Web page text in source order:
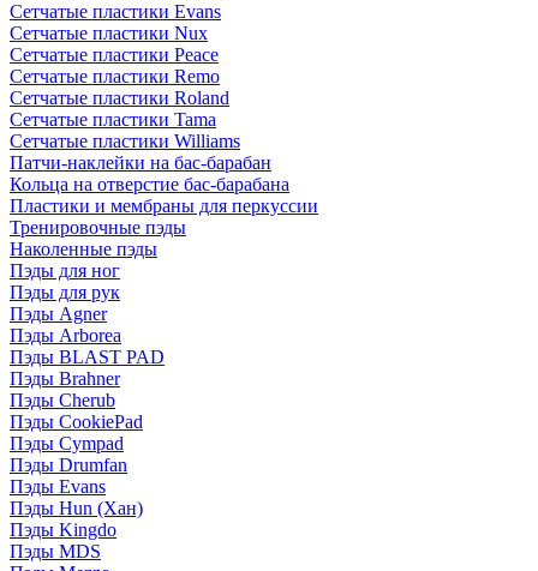
Сетчатые пластики Evans
Сетчатые пластики Nux
Сетчатые пластики Peace
Сетчатые пластики Remo
Сетчатые пластики Roland
Сетчатые пластики Tama
Сетчатые пластики Williams
Патчи-наклейки на бас-барабан
Кольца на отверстие бас-барабана
Пластики и мембраны для перкуссии
Тренировочные пэды
Наколенные пэды
Пэды для ног
Пэды для рук
Пэды Agner
Пэды Arborea
Пэды BLAST PAD
Пэды Brahner
Пэды Cherub
Пэды CookiePad
Пэды Cympad
Пэды Drumfan
Пэды Evans
Пэды Hun (Хан)
Пэды Kingdo
Пэды MDS